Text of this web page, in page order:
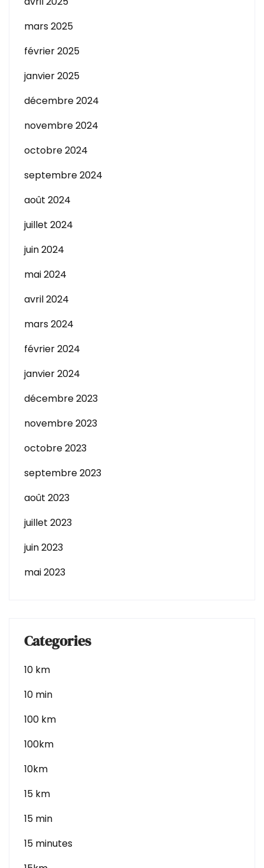
mars 2025
février 2025
janvier 2025
décembre 2024
novembre 2024
octobre 2024
septembre 2024
août 2024
juillet 2024
juin 2024
mai 2024
avril 2024
mars 2024
février 2024
janvier 2024
décembre 2023
novembre 2023
octobre 2023
septembre 2023
août 2023
juillet 2023
juin 2023
mai 2023
Categories
10 km
10 min
100 km
100km
10km
15 km
15 min
15 minutes